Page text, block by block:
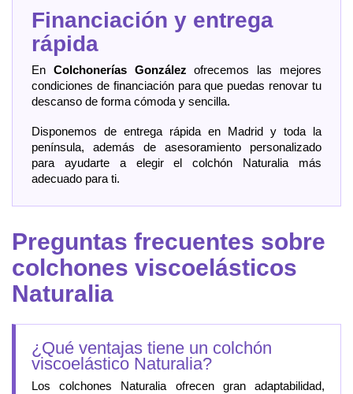
Financiación y entrega
rápida
En Colchonerías González ofrecemos las mejores
condiciones de financiación para que puedas renovar tu
descanso de forma cómoda y sencilla.
Disponemos de entrega rápida en Madrid y toda la
península, además de asesoramiento personalizado
para ayudarte a elegir el colchón Naturalia más
adecuado para ti.
Preguntas frecuentes sobre
colchones viscoelásticos
Naturalia
¿Qué ventajas tiene un colchón
viscoelástico Naturalia?
Los colchones Naturalia ofrecen gran adaptabilidad,